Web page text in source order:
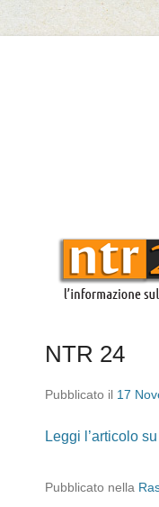
NTR 24
Pubblicato il 17
Leggi l’articolo
Pubblicato nella